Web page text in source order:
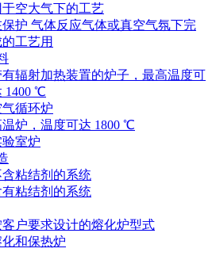
于空大气下的工艺
保护 气体反应气体或真空气氛下完
的工艺用
有辐射加热装置的炉子，最高温度可
1400 ℃
气循环炉
温炉，温度可达 1800 ℃
验室炉
含粘结剂的系统
有粘结剂的系统
客户要求设计的熔化炉型式
化和保热炉